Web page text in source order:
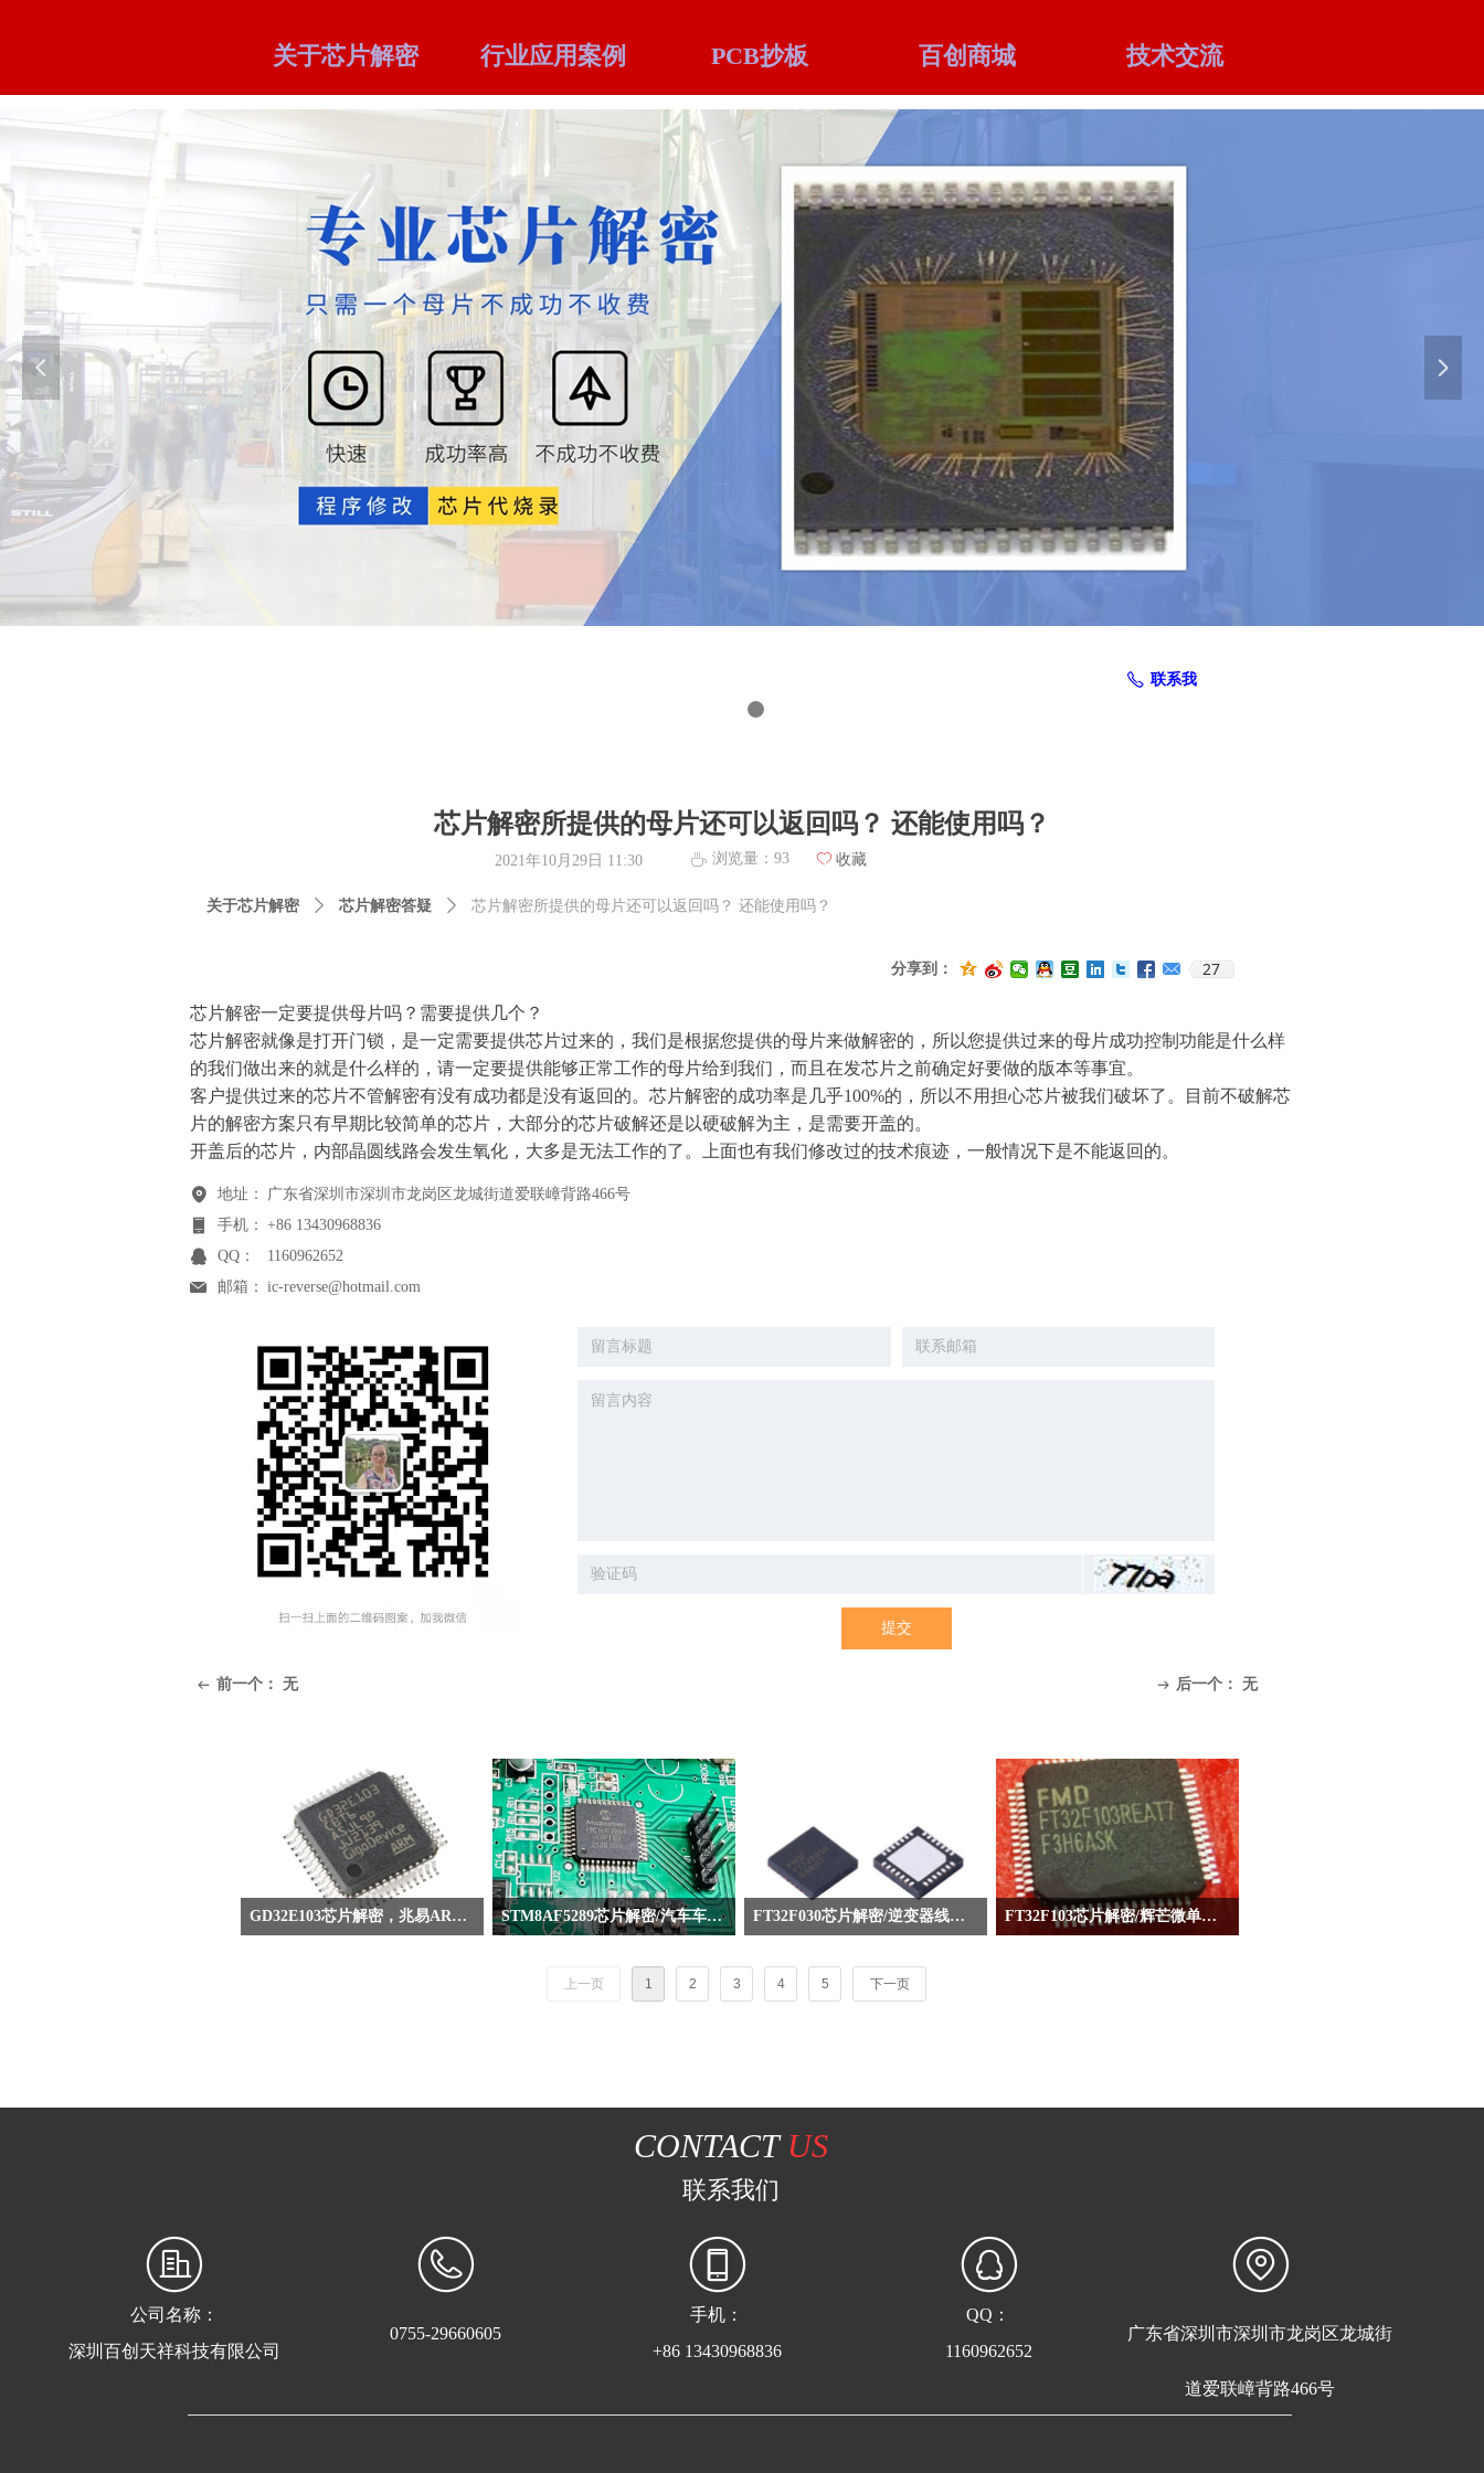
ꂅ 联系我
넳 넲
关于芯片解密 行业应用案例 PCB抄板 百创商城 技术交流
芯片解密所提供的母片还可以返回吗？ 还能使用吗？
芯片解密一定要提供母片吗？需要提供几个？
芯片解密就像是打开门锁，是一定需要提供芯片过来的，我们是根据您提供的母片来做解密的，所以您提供过来的母片成功控制功能是什么样
的我们做出来的就是什么样的，请一定要提供能够正常工作的母片给到我们，而且在发芯片之前确定好要做的版本等事宜。
客户提供过来的芯片不管解密有没有成功都是没有返回的。芯片解密的成功率是几乎100%的，所以不用担心芯片被我们破坏了。目前不破解芯
片的解密方案只有早期比较简单的芯片，大部分的芯片破解还是以硬破解为主，是需要开盖的。
开盖后的芯片，内部晶圆线路会发生氧化，大多是无法工作的了。上面也有我们修改过的技术痕迹，一般情况下是不能返回的。
2021年10月29日 11:30 ꄘ 浏览量： 93 ꄀ 收藏
ꂃ 前一个： 无 ꁹ 后一个： 无
分享到： 27
地址：
广东省深圳市深圳市龙岗区龙城街道爱联嶂背路466号
手机： +86 13430968836
QQ：
1160962652
邮箱： ic-reverse@hotmail.com
提交
GD32E103芯片解密，兆易ARM芯片破解，程序反汇编 STM8AF5289芯片解密/汽车车门控制板抄板破解/程序反汇编 FT32F030芯片解密/逆变器线路板抄板/程序破解修改 FT32F103芯片解密/辉芒微单片机破解/ARM软加密解除
上一页 1 2 3 4 5 下一页
关于芯片解密 ꄲ 芯片解密答疑 ꄲ 芯片解密所提供的母片还可以返回吗？ 还能使用吗？
CONTACT US
联系我们
公司名称：
深圳百创天祥科技有限公司
0755-29660605
手机：
+86 13430968836
QQ：
1160962652
广东省深圳市深圳市龙岗区龙城街
道爱联嶂背路466号